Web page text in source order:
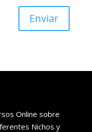
Enviar
Online sobre
Nichos y